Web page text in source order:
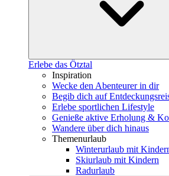
Erlebe das Ötztal
Inspiration
Wecke den Abenteurer in dir
Begib dich auf
Erlebe sportlichen Lifestyle
Genieße aktive Erholung &
Wandere über dich hinaus
Themenurlaub
Winterurlaub mit
Skiurlaub mit Kindern
Radurlaub